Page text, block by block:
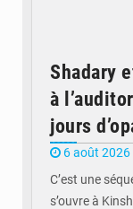
Shadary
à
jours
6 août 2026
C’est une
s’ouvre à